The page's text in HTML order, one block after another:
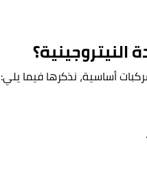
النيتروجينية؟
أساسية، نذكرها فيما يلي: